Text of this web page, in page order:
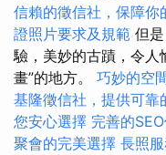
信賴的徵信社，保障你
證照片要求及規範 但
驗，美妙的古蹟，令人
畫”的地方。 巧妙的空
基隆徵信社，提供可靠
您安心選擇 完善的
聚會的完美選擇 長照